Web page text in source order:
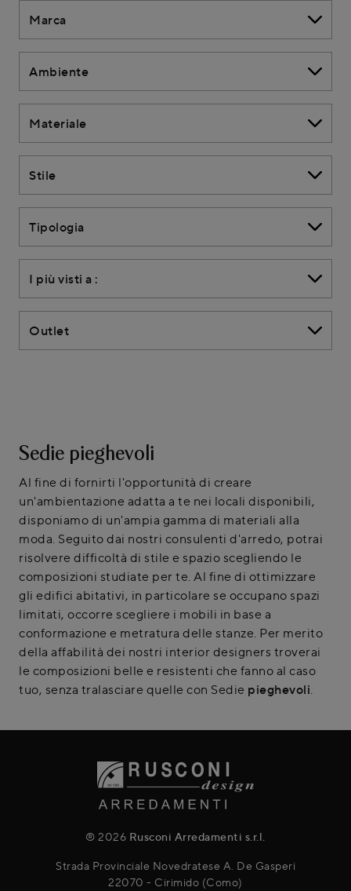
Marca
Ambiente
Materiale
Stile
Tipologia
I più visti a :
Outlet
Sedie pieghevoli
Al fine di fornirti l'opportunità di creare
un'ambientazione adatta a te nei locali disponibili,
disponiamo di un'ampia gamma di materiali alla
moda. Seguito dai nostri consulenti d'arredo, potrai
risolvere difficoltà di stile e spazio scegliendo le
composizioni studiate per te. Al fine di ottimizzare
gli edifici abitativi, in particolare se occupano spazi
limitati, occorre scegliere i mobili in base a
conformazione e metratura delle stanze. Per merito
della affabilità dei nostri interior designers troverai
le composizioni belle e resistenti che fanno al caso
tuo, senza tralasciare quelle con Sedie pieghevoli.
® 2026 Rusconi Arredamenti s.r.l.
Strada Provinciale Novedratese A. De Gasperi
22070 - Cirimido (Como)